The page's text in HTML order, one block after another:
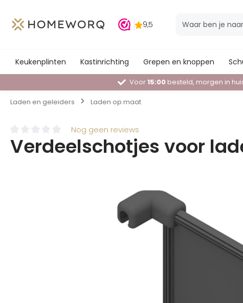
Keukenplinten Kastinrichting Grepen en knoppen
Voor15:00besteld, morgen in
Laden en geleiders Laden op maat
Nog geen reviews
Verdeelschotjes voor